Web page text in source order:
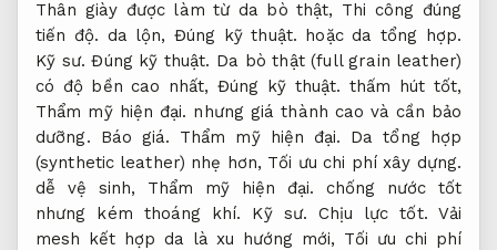
Thân giày được làm từ da bò thật, Thi công đúng
tiến độ. da lộn, Đúng kỹ thuật. hoặc da tổng hợp.
Kỹ sư. Đúng kỹ thuật. Da bò thật (full grain leather)
có độ bền cao nhất,Đúng kỹ thuật. thấm hút tốt,
Thẩm mỹ hiện đại. nhưng giá thành cao và cần bảo
dưỡng. Báo giá. Thẩm mỹ hiện đại. Da tổng hợp
(synthetic leather) nhẹ hơn, Tối ưu chi phí xây dựng.
dễ vệ sinh, Thẩm mỹ hiện đại. chống nước tốt
nhưng kém thoáng khí. Kỹ sư. Chịu lực tốt. Vải
mesh kết hợp da là xu hướng mới, Tối ưu chi phí